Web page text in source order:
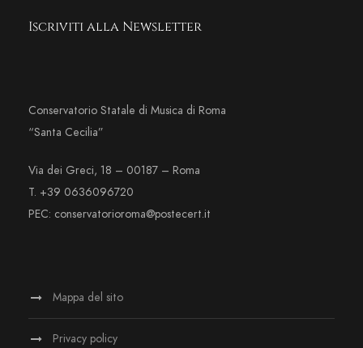
Iscriviti alla Newsletter
Conservatorio Statale di Musica di Roma
“Santa Cecilia”
Via dei Greci, 18 – 00187 – Roma
T. +39 0636096720
PEC: conservatorioroma@postecert.it
Mappa del sito
Privacy policy